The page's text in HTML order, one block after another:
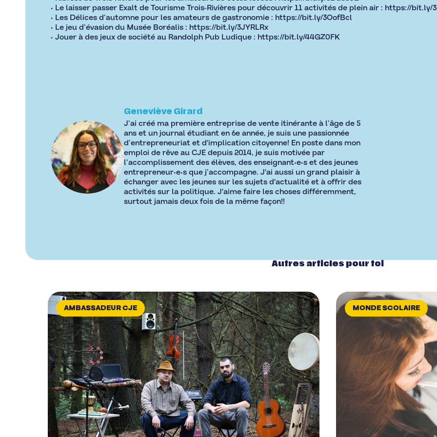
• Le laisser passer Exalt de Tourisme Trois-Rivières pour découvrir 11 activités de plein air : https://bit.ly/
• Les Délices d’automne pour les amateurs de gastronomie : https://bit.ly/3OofBcl
• Le jeu d’évasion du Musée Boréalis : https://bit.ly/3JYRLRx
• Jouer à des jeux de société au Randolph Pub Ludique : https://bit.ly/44GZ0FK
Geneviève Girard
J’ai créé ma première entreprise de vente itinérante à l’âge de 5
ans et un journal étudiant en 6e année, je suis une passionnée
d’entrepreneuriat et d'implication citoyenne! En poste dans mon
emploi de rêve au CJE depuis 2014, je suis motivée par
l’accomplissement des élèves, des enseignant•e•s et des jeunes
entrepreneur•e•s que j’accompagne. J'ai aussi un grand plaisir à
échanger avec les jeunes sur les sujets d'actualité et à offrir des
activités sur la politique. J'aime faire les choses différemment,
surtout jamais deux fois de la même façon!!
Autres articles pour toi
AMBASSADEUR CJE MONDE SCOLAIRE